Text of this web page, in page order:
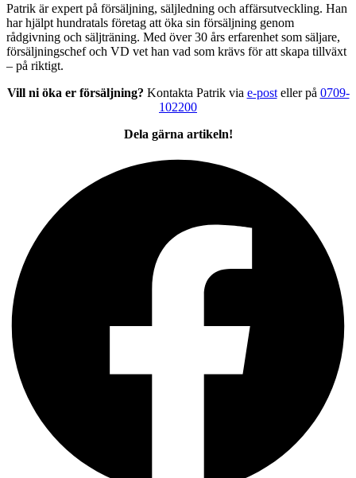
Patrik är expert på försäljning, säljledning och affärsutveckling. Han
har hjälpt hundratals företag att öka sin försäljning genom
rådgivning och säljträning. Med över 30 års erfarenhet som säljare,
försäljningschef och VD vet han vad som krävs för att skapa tillväxt
– på riktigt.
Vill ni öka er försäljning? Kontakta Patrik via e-posteller på 0709-
102200
Dela gärna artikeln!